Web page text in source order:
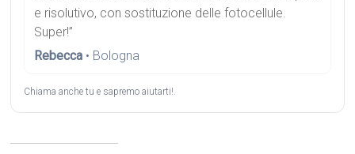
e risolutivo, con sostituzione delle fotocellule.
Super!”
Rebecca • Bologna
Chiama anche tu e sapremo aiutarti!.